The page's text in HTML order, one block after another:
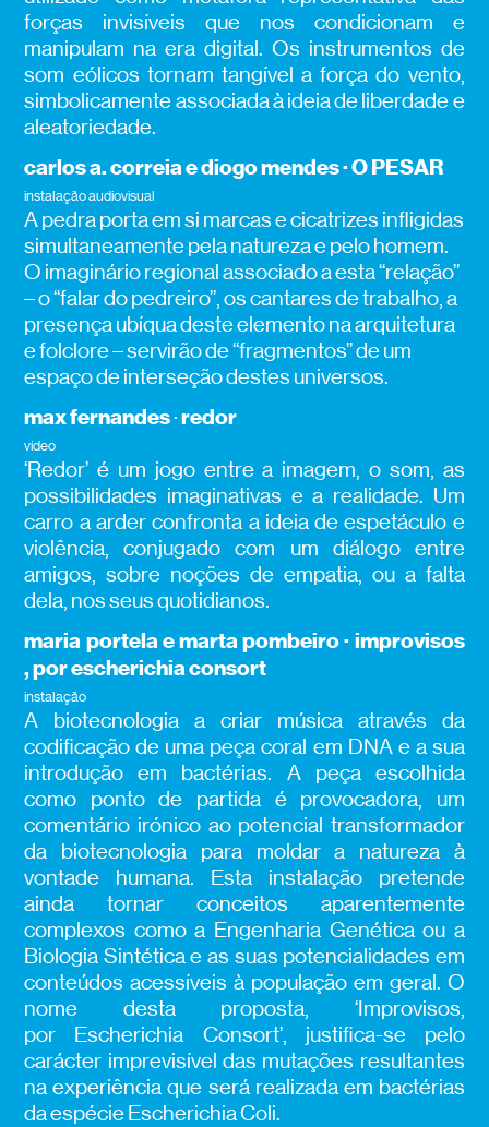
forças invisíveis que nos condicionam e
manipulam na era digital. Os instrumentos de
som eólicos tornam tangível a força do vento,
simbolicamente associada à ideia de liberdade e
aleatoriedade.
carlos a. correia e diogo mendes · O PESAR
instalação audiovisual
A pedra porta em si marcas e cicatrizes infligidas
simultaneamente pela natureza e pelo homem.
O imaginário regional associado a esta “relação”
– o “falar do pedreiro”, os cantares de trabalho, a
presença ubíqua deste elemento na arquitetura
e folclore – servirão de “fragmentos” de um
espaço de interseção destes universos.
max fernandes·redor
vídeo
‘Redor’ é um jogo entre a imagem, o som, as
possibilidades imaginativas e a realidade. Um
carro a arder confronta a ideia de espetáculo e
violência, conjugado com um diálogo entre
amigos, sobre noções de empatia, ou a falta
dela, nos seus quotidianos.
maria portela e marta pombeiro · improvisos
, por escherichia consort
instalação
A biotecnologia a criar música através da
codificação de uma peça coral em DNA e a sua
introdução em bactérias. A peça escolhida
como ponto de partida é provocadora, um
comentário irónico ao potencial transformador
da biotecnologia para moldar a natureza à
vontade humana. Esta instalação pretende
ainda tornar conceitos aparentemente
complexos como a Engenharia Genética ou a
Biologia Sintética e as suas potencialidades em
conteúdos acessíveis à população em geral. O
nome desta proposta, ‘Improvisos,
por Escherichia Consort’, justifica-se pelo
carácter imprevisível das mutações resultantes
na experiência que será realizada em bactérias
da espécie Escherichia Coli.